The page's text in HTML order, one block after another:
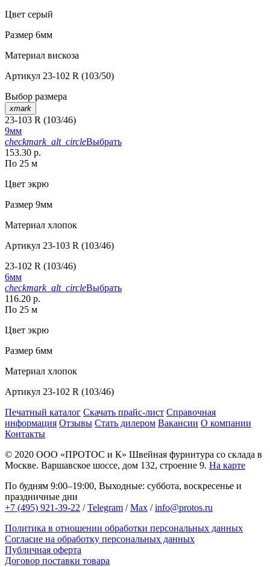
Цвет серый
Размер 6мм
Материал вискоза
Артикул 23-102 R (103/50)
Выбор размера
xmark
23-103 R (103/46)
9мм
checkmark_alt_circleВыбрать
153.30 р.
По 25 м
Цвет экрю
Размер 9мм
Материал хлопок
Артикул 23-103 R (103/46)
23-102 R (103/46)
6мм
checkmark_alt_circleВыбрать
116.20 р.
По 25 м
Цвет экрю
Размер 6мм
Материал хлопок
Артикул 23-102 R (103/46)
Печатный каталог Скачать прайс-лист Справочная
информация Отзывы Стать дилером Вакансии О компании
Контакты
© 2020 ООО «ПРОТОС и К» Швейная фурнитура со склада в
Москве. Варшавское шоссе, дом 132, строение 9. На карте
По будням 9:00–19:00, Выходные: суббота, воскресенье и
праздничные дни
+7 (495) 921-39-22 /Telegram /Max /info@protos.ru
Политика в отношении обработки персональных данных
Согласие на обработку персональных данных
Публичная оферта
Договор поставки товара